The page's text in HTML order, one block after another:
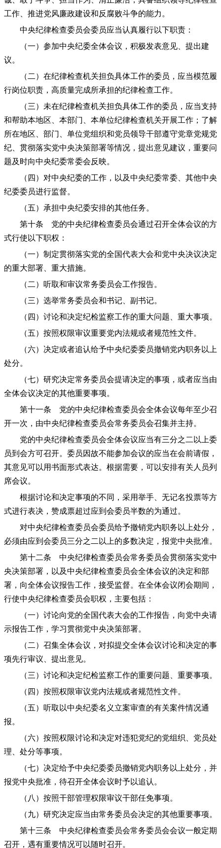
工作、推进党风廉政建设和反腐败斗争的能力。
中央纪律检查委员会委员应当认真履行以下职责：
（一）参加中央纪委全体会议，积极发表意见、提出建
议。
（二）在纪律检查机关担负具体工作的委员，应当模范履
行岗位职责，高质量完成所承担的纪律检查工作。
（三）未在纪律检查机关担负具体工作的委员，应当支持
和帮助本地区、本部门、本单位纪律检查机关开展工作；了解
所在地区、部门、单位党组织和党员领导干部遵守党章党规党
纪、贯彻落实党中央决策部署等情况，提出意见建议，重要问
题及时向中央纪委常委会反映。
（四）对中央纪委的工作，以及中央纪委常委、其他中央
纪委委员进行监督。
（五）承担中央纪委安排的其他任务。
第十条 党的中央纪律检查委员会通过召开全体会议的方
式行使以下职权：
（一）制定贯彻落实党的全国代表大会和党中央决议决定
的重大部署、重大措施。
（二）听取和审议常务委员会工作报告。
（三）选举常务委员会和书记、副书记。
（四）讨论和决定纪检监察工作的重大问题、重大事项。
（五）按照权限审议重要党内法规或者规范性文件。
（六）决定或者追认给予中央纪委委员撤销党内职务以上
处分。
（七）研究决定常务委员会提请决定的事项，或者应当由
全体会议决定的其他重要事项。
第十一条 党的中央纪律检查委员会全体会议每年至少召
开一次，由中央纪律检查委员会常务委员会召集并主持。
党的中央纪律检查委员会全体会议应当有三分之二以上委
员到会方可召开。委员因故不能参加会议的应当在会前请假，
其意见可以用书面形式表达。根据需要，可以安排有关人员列
席会议。
根据讨论和决定事项的不同，采用举手、无记名投票等方
式进行表决，赞成票超过应到会委员半数的为通过。
对中央纪律检查委员会委员给予撤销党内职务以上处分，
必须由应到会委员三分之二以上的多数决定，报党中央批准。
第十二条 中央纪律检查委员会常务委员会贯彻落实党中
央决策部署，以及中央纪律检查委员会全体会议的决定和部
署，向全体会议报告工作，接受监督。在全体会议闭会期间，
行使中央纪律检查委员会职权，主要包括：
（一）讨论向党的全国代表大会的工作报告，向党中央请
示报告工作，学习贯彻党中央决策部署。
（二）召集全体会议，对拟提交全体会议讨论和决定的事
项先行审议、提出意见。
（三）讨论和决定纪检监察工作的重要问题、重要事项。
（四）按照权限审议党内法规或者规范性文件。
（五）听取以中央纪委名义立案审查的有关案件情况通
报。
（六）按照权限讨论和决定对违犯党纪的党组织、党员处
理、处分等事项。
（七）决定给予中央纪委委员撤销党内职务以上处分，并
报党中央批准，待召开全体会议时予以追认。
（八）按照干部管理权限审议干部任免事项。
（九）研究决定应当由常务委员会决定的其他重要事项。
第十三条 中央纪律检查委员会常务委员会会议一般定期
召开，遇有重要情况可以随时召开。